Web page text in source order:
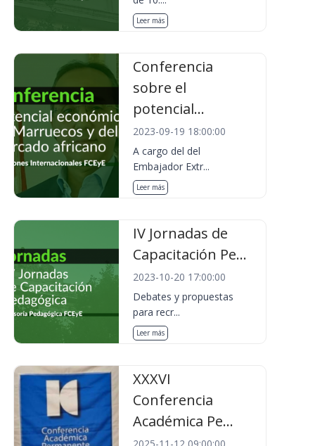
Leer más
Conferencia
sobre el
potencial...
2023-09-19 18:00:00
A cargo del del
Embajador Extr...
Leer más
IV Jornadas de
Capacitación Pe...
2023-10-20 17:00:00
Debates y propuestas
para recr...
Leer más
XXXVI
Conferencia
Académica Pe...